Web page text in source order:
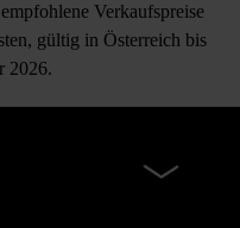
Verkaufspreise
gültig in Österreich bis
2026.